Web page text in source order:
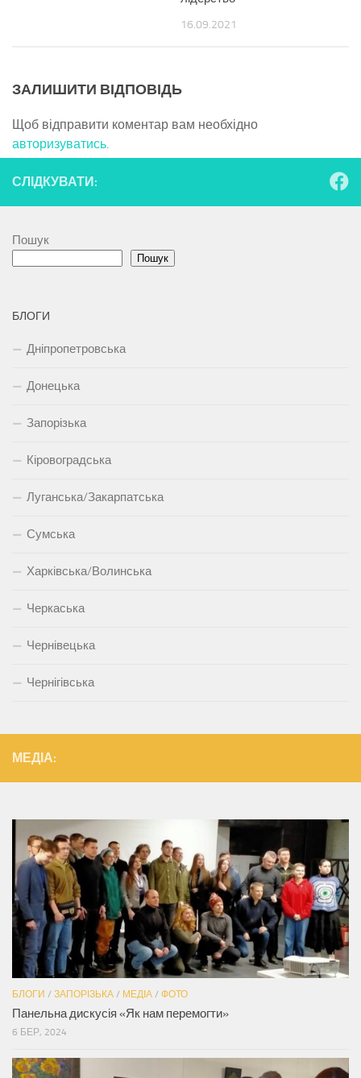
16.09.2021
ЗАЛИШИТИ ВІДПОВІДЬ
Щоб відправити коментар вам необхідно
авторизуватись.
СЛІДКУВАТИ:
Пошук
Пошук
БЛОГИ
Дніпропетровська
Донецька
Запорізька
Кіровоградська
Луганська/Закарпатська
Сумська
Харківська/Волинська
Черкаська
Чернівецька
Чернігівська
МЕДІА:
БЛОГИ / ЗАПОРІЗЬКА / МЕДІА / ФОТО
Панельна дискусія «Як нам перемогти»
6 БЕР, 2024